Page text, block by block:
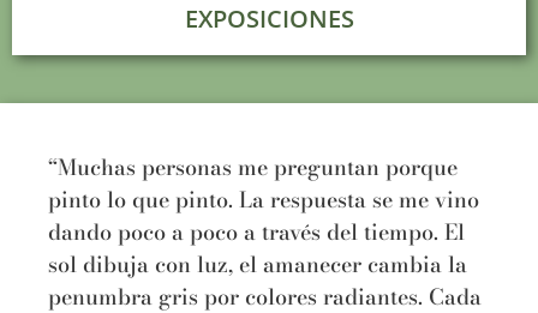
EXPOSICIONES
“Muchas personas me preguntan porque
pinto lo que pinto. La respuesta se me vino
dando poco a poco a través del tiempo. El
sol dibuja con luz, el amanecer cambia la
penumbra gris por colores radiantes. Cada